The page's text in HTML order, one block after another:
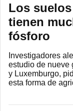
Los
tienen
fósforo
Investigadores
estudio de nueve
y Luxemburgo,
esta forma de